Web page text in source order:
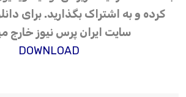
کرده و به اشتراک بگذارید. برای
سایت ایران پرس نیوز خارج
DOWNLOAD